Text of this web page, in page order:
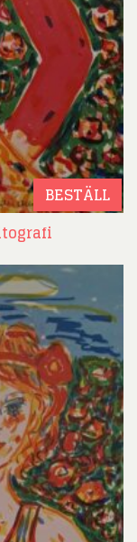
BESTÄLL